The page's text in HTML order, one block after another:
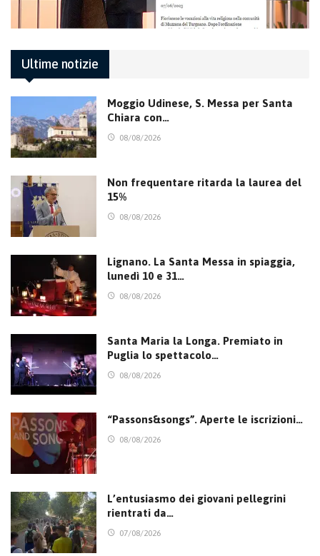
Ultime notizie
Moggio Udinese, S. Messa per Santa
Chiara con…
08/08/2026
Non frequentare ritarda la laurea del
15%
08/08/2026
Lignano. La Santa Messa in spiaggia,
lunedì 10 e 31…
08/08/2026
Santa Maria la Longa. Premiato in
Puglia lo spettacolo…
08/08/2026
“Passons&songs”. Aperte le iscrizioni…
08/08/2026
L’entusiasmo dei giovani pellegrini
rientrati da…
07/08/2026